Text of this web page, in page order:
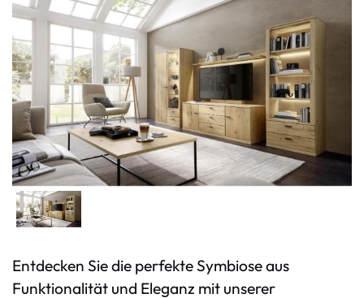
Entdecken Sie die perfekte Symbiose aus
Funktionalität und Eleganz mit unserer